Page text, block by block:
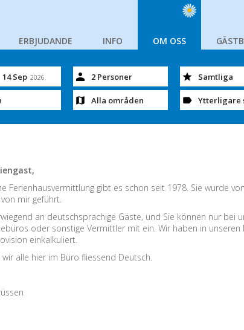
ERBJUDANDE INFO OM OSS
14 Sep 2026 2 Personer
Alla områden
Samtliga
Ytterligare
Ferienhausvermittlung gibt es schon seit 1978. Sie wurde
mir geführt.
an deutschsprachige Gäste, und Sie können nur bei
oder sonstige Vermittler mit ein. Wir haben in unseren
einkalkuliert.
alle hier im Büro fliessend Deutsch.